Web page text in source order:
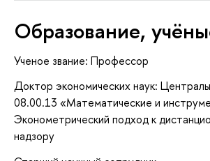
Oбразование,
Ученое звание: Профессор
Доктор экономических наук:
08.00.13 «Математические и
Эконометрический подход к
надзору